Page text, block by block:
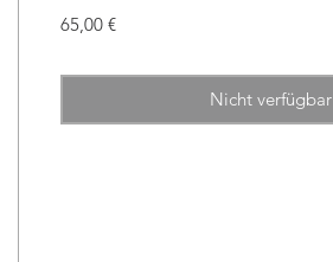
65,00 €Preis
Nicht verfügbar